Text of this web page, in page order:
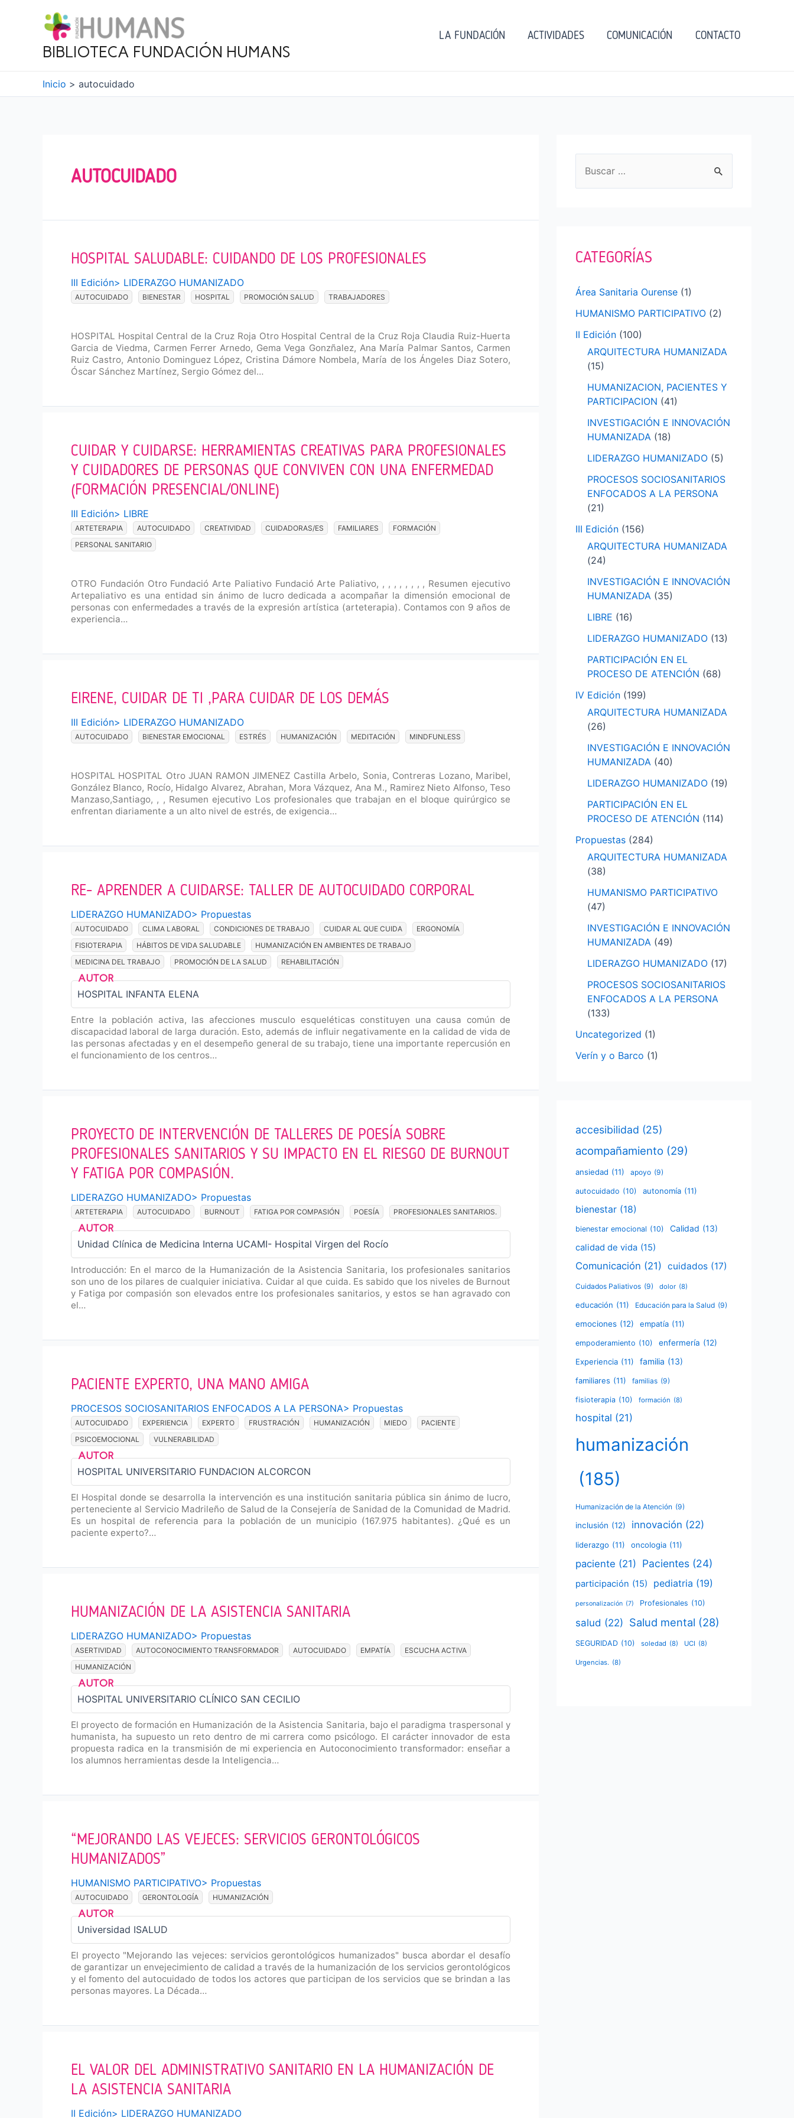
BIBLIOTECA FUNDACIÓN HUMANS
LA FUNDACIÓN ACTIVIDADES COMUNICACIÓN CONTACTO
Inicio autocuidado
AUTOCUIDADO
HOSPITAL SALUDABLE: CUIDANDO DE LOS PROFESIONALES
III Edición> LIDERAZGO HUMANIZADO
AUTOCUIDADO BIENESTAR HOSPITAL PROMOCIÓN SALUD TRABAJADORES
HOSPITAL Hospital Central de la Cruz Roja Otro Hospital Central de la Cruz Roja Claudia Ruiz-Huerta
Garcia de Viedma, Carmen Ferrer Arnedo, Gema Vega Gonzñalez, Ana María Palmar Santos, Carmen
Ruiz Castro, Antonio Dominguez López, Cristina Dámore Nombela, María de los Ángeles Diaz Sotero,
Óscar Sánchez Martínez, Sergio Gómez del…
CUIDAR Y CUIDARSE: HERRAMIENTAS CREATIVAS PARA PROFESIONALES
Y CUIDADORES DE PERSONAS QUE CONVIVEN CON UNA ENFERMEDAD
(FORMACIÓN PRESENCIAL/ONLINE)
III Edición> LIBRE
ARTETERAPIA AUTOCUIDADO CREATIVIDAD CUIDADORAS/ES FAMILIARES
FORMACIÓN
PERSONAL SANITARIO
OTRO Fundación Otro Fundació Arte Paliativo Fundació Arte Paliativo, , , , , , , , , Resumen ejecutivo
Artepaliativo es una entidad sin ánimo de lucro dedicada a acompañar la dimensión emocional de
personas con enfermedades a través de la expresión artística (arteterapia). Contamos con 9 años de
experiencia…
EIRENE, CUIDAR DE TI ,PARA CUIDAR DE LOS DEMÁS
III Edición> LIDERAZGO HUMANIZADO
AUTOCUIDADO BIENESTAR EMOCIONAL ESTRÉS HUMANIZACIÓN MEDITACIÓN MINDFUNLESS
HOSPITAL HOSPITAL Otro JUAN RAMON JIMENEZ Castilla Arbelo, Sonia, Contreras Lozano, Maribel,
González Blanco, Rocío, Hidalgo Alvarez, Abrahan, Mora Vázquez, Ana M., Ramirez Nieto Alfonso, Teso
Manzaso,Santiago, , , Resumen ejecutivo Los profesionales que trabajan en el bloque quirúrgico se
enfrentan diariamente a un alto nivel de estrés, de exigencia…
RE- APRENDER A CUIDARSE: TALLER DE AUTOCUIDADO CORPORAL
LIDERAZGO HUMANIZADO> Propuestas
AUTOCUIDADO CLIMA LABORAL CONDICIONES DE TRABAJO CUIDAR AL QUE CUIDA
ERGONOMÍA
FISIOTERAPIA
HÁBITOS DE VIDA SALUDABLE
HUMANIZACIÓN EN AMBIENTES DE TRABAJO
MEDICINA DEL TRABAJO
PROMOCIÓN DE LA SALUD REHABILITACIÓN
HOSPITAL INFANTA ELENA
Entre la población activa, las afecciones musculo esqueléticas constituyen una causa común de
discapacidad laboral de larga duración. Esto, además de influir negativamente en la calidad de vida de
las personas afectadas y en el desempeño general de su trabajo, tiene una importante repercusión en
el funcionamiento de los centros…
PROYECTO DE INTERVENCIÓN DE TALLERES DE POESÍA SOBRE
PROFESIONALES SANITARIOS Y SU IMPACTO EN EL RIESGO DE BURNOUT
Y FATIGA POR COMPASIÓN.
LIDERAZGO HUMANIZADO> Propuestas
ARTETERAPIA AUTOCUIDADO BURNOUT FATIGA POR COMPASIÓN POESÍA PROFESIONALES SANITARIOS.
Unidad Clínica de Medicina Interna UCAMI- Hospital Virgen del Rocío
Introducción: En el marco de la Humanización de la Asistencia Sanitaria, los profesionales sanitarios
son uno de los pilares de cualquier iniciativa. Cuidar al que cuida. Es sabido que los niveles de Burnout
y Fatiga por compasión son elevados entre los profesionales sanitarios, y estos se han agravado con
el…
PACIENTE EXPERTO, UNA MANO AMIGA
PROCESOS SOCIOSANITARIOS ENFOCADOS A LA PERSONA> Propuestas
AUTOCUIDADO EXPERIENCIA EXPERTO FRUSTRACIÓN HUMANIZACIÓN MIEDO
PACIENTE
PSICOEMOCIONAL
VULNERABILIDAD
HOSPITAL UNIVERSITARIO FUNDACION ALCORCON
El Hospital donde se desarrolla la intervención es una institución sanitaria pública sin ánimo de lucro,
perteneciente al Servicio Madrileño de Salud de la Consejería de Sanidad de la Comunidad de Madrid.
Es un hospital de referencia para la población de un municipio (167.975 habitantes). ¿Qué es un
paciente experto?…
HUMANIZACIÓN DE LA ASISTENCIA SANITARIA
LIDERAZGO HUMANIZADO> Propuestas
ASERTIVIDAD AUTOCONOCIMIENTO TRANSFORMADOR AUTOCUIDADO EMPATÍA
ESCUCHA ACTIVA
HUMANIZACIÓN
HOSPITAL UNIVERSITARIO CLÍNICO SAN CECILIO
El proyecto de formación en Humanización de la Asistencia Sanitaria, bajo el paradigma traspersonal y
humanista, ha supuesto un reto dentro de mi carrera como psicólogo. El carácter innovador de esta
propuesta radica en la transmisión de mi experiencia en Autoconocimiento transformador: enseñar a
los alumnos herramientas desde la Inteligencia…
“MEJORANDO LAS VEJECES: SERVICIOS GERONTOLÓGICOS
HUMANIZADOS”
HUMANISMO PARTICIPATIVO> Propuestas
AUTOCUIDADO GERONTOLOGÍA HUMANIZACIÓN
Universidad ISALUD
El proyecto "Mejorando las vejeces: servicios gerontológicos humanizados" busca abordar el desafío
de garantizar un envejecimiento de calidad a través de la humanización de los servicios gerontológicos
y el fomento del autocuidado de todos los actores que participan de los servicios que se brindan a las
personas mayores. La Década…
EL VALOR DEL ADMINISTRATIVO SANITARIO EN LA HUMANIZACIÓN DE
LA ASISTENCIA SANITARIA
II Edición> LIDERAZGO HUMANIZADO
r
o
r
:
CATEGORÍAS
Área Sanitaria Ourense (1)
HUMANISMO PARTICIPATIVO (2)
II Edición (100)
ARQUITECTURA HUMANIZADA
(15)
HUMANIZACION, PACIENTES Y
PARTICIPACION (41)
INVESTIGACIÓN E INNOVACIÓN
HUMANIZADA (18)
LIDERAZGO HUMANIZADO (5)
PROCESOS SOCIOSANITARIOS
ENFOCADOS A LA PERSONA
(21)
III Edición (156)
ARQUITECTURA HUMANIZADA
(24)
INVESTIGACIÓN E INNOVACIÓN
HUMANIZADA (35)
LIBRE (16)
LIDERAZGO HUMANIZADO (13)
PARTICIPACIÓN EN EL
PROCESO DE ATENCIÓN (68)
IV Edición (199)
ARQUITECTURA HUMANIZADA
(26)
INVESTIGACIÓN E INNOVACIÓN
HUMANIZADA (40)
LIDERAZGO HUMANIZADO (19)
PARTICIPACIÓN EN EL
PROCESO DE ATENCIÓN (114)
Propuestas (284)
ARQUITECTURA HUMANIZADA
(38)
HUMANISMO PARTICIPATIVO
(47)
INVESTIGACIÓN E INNOVACIÓN
HUMANIZADA (49)
LIDERAZGO HUMANIZADO (17)
PROCESOS SOCIOSANITARIOS
ENFOCADOS A LA PERSONA
(133)
Uncategorized (1)
Verín y o Barco (1)
accesibilidad (25)
acompañamiento (29)
ansiedad (11) apoyo (9)
autocuidado (10) autonomía (11)
bienestar (18)
bienestar emocional (10) Calidad (13)
calidad de vida (15)
Comunicación (21) cuidados (17)
Cuidados Paliativos (9) dolor (8)
educación (11) Educación para la Salud (9)
emociones (12) empatía (11)
empoderamiento (10) enfermería (12)
Experiencia (11) familia (13)
familiares (11) familias (9)
fisioterapia (10) formación (8)
hospital (21)
humanización
(185)
Humanización de la Atención (9)
inclusión (12) innovación (22)
liderazgo (11) oncologia (11)
paciente (21) Pacientes (24)
participación (15) pediatria (19)
personalización (7) Profesionales (10)
salud (22) Salud mental (28)
SEGURIDAD (10) soledad (8) UCI (8)
Urgencias. (8)